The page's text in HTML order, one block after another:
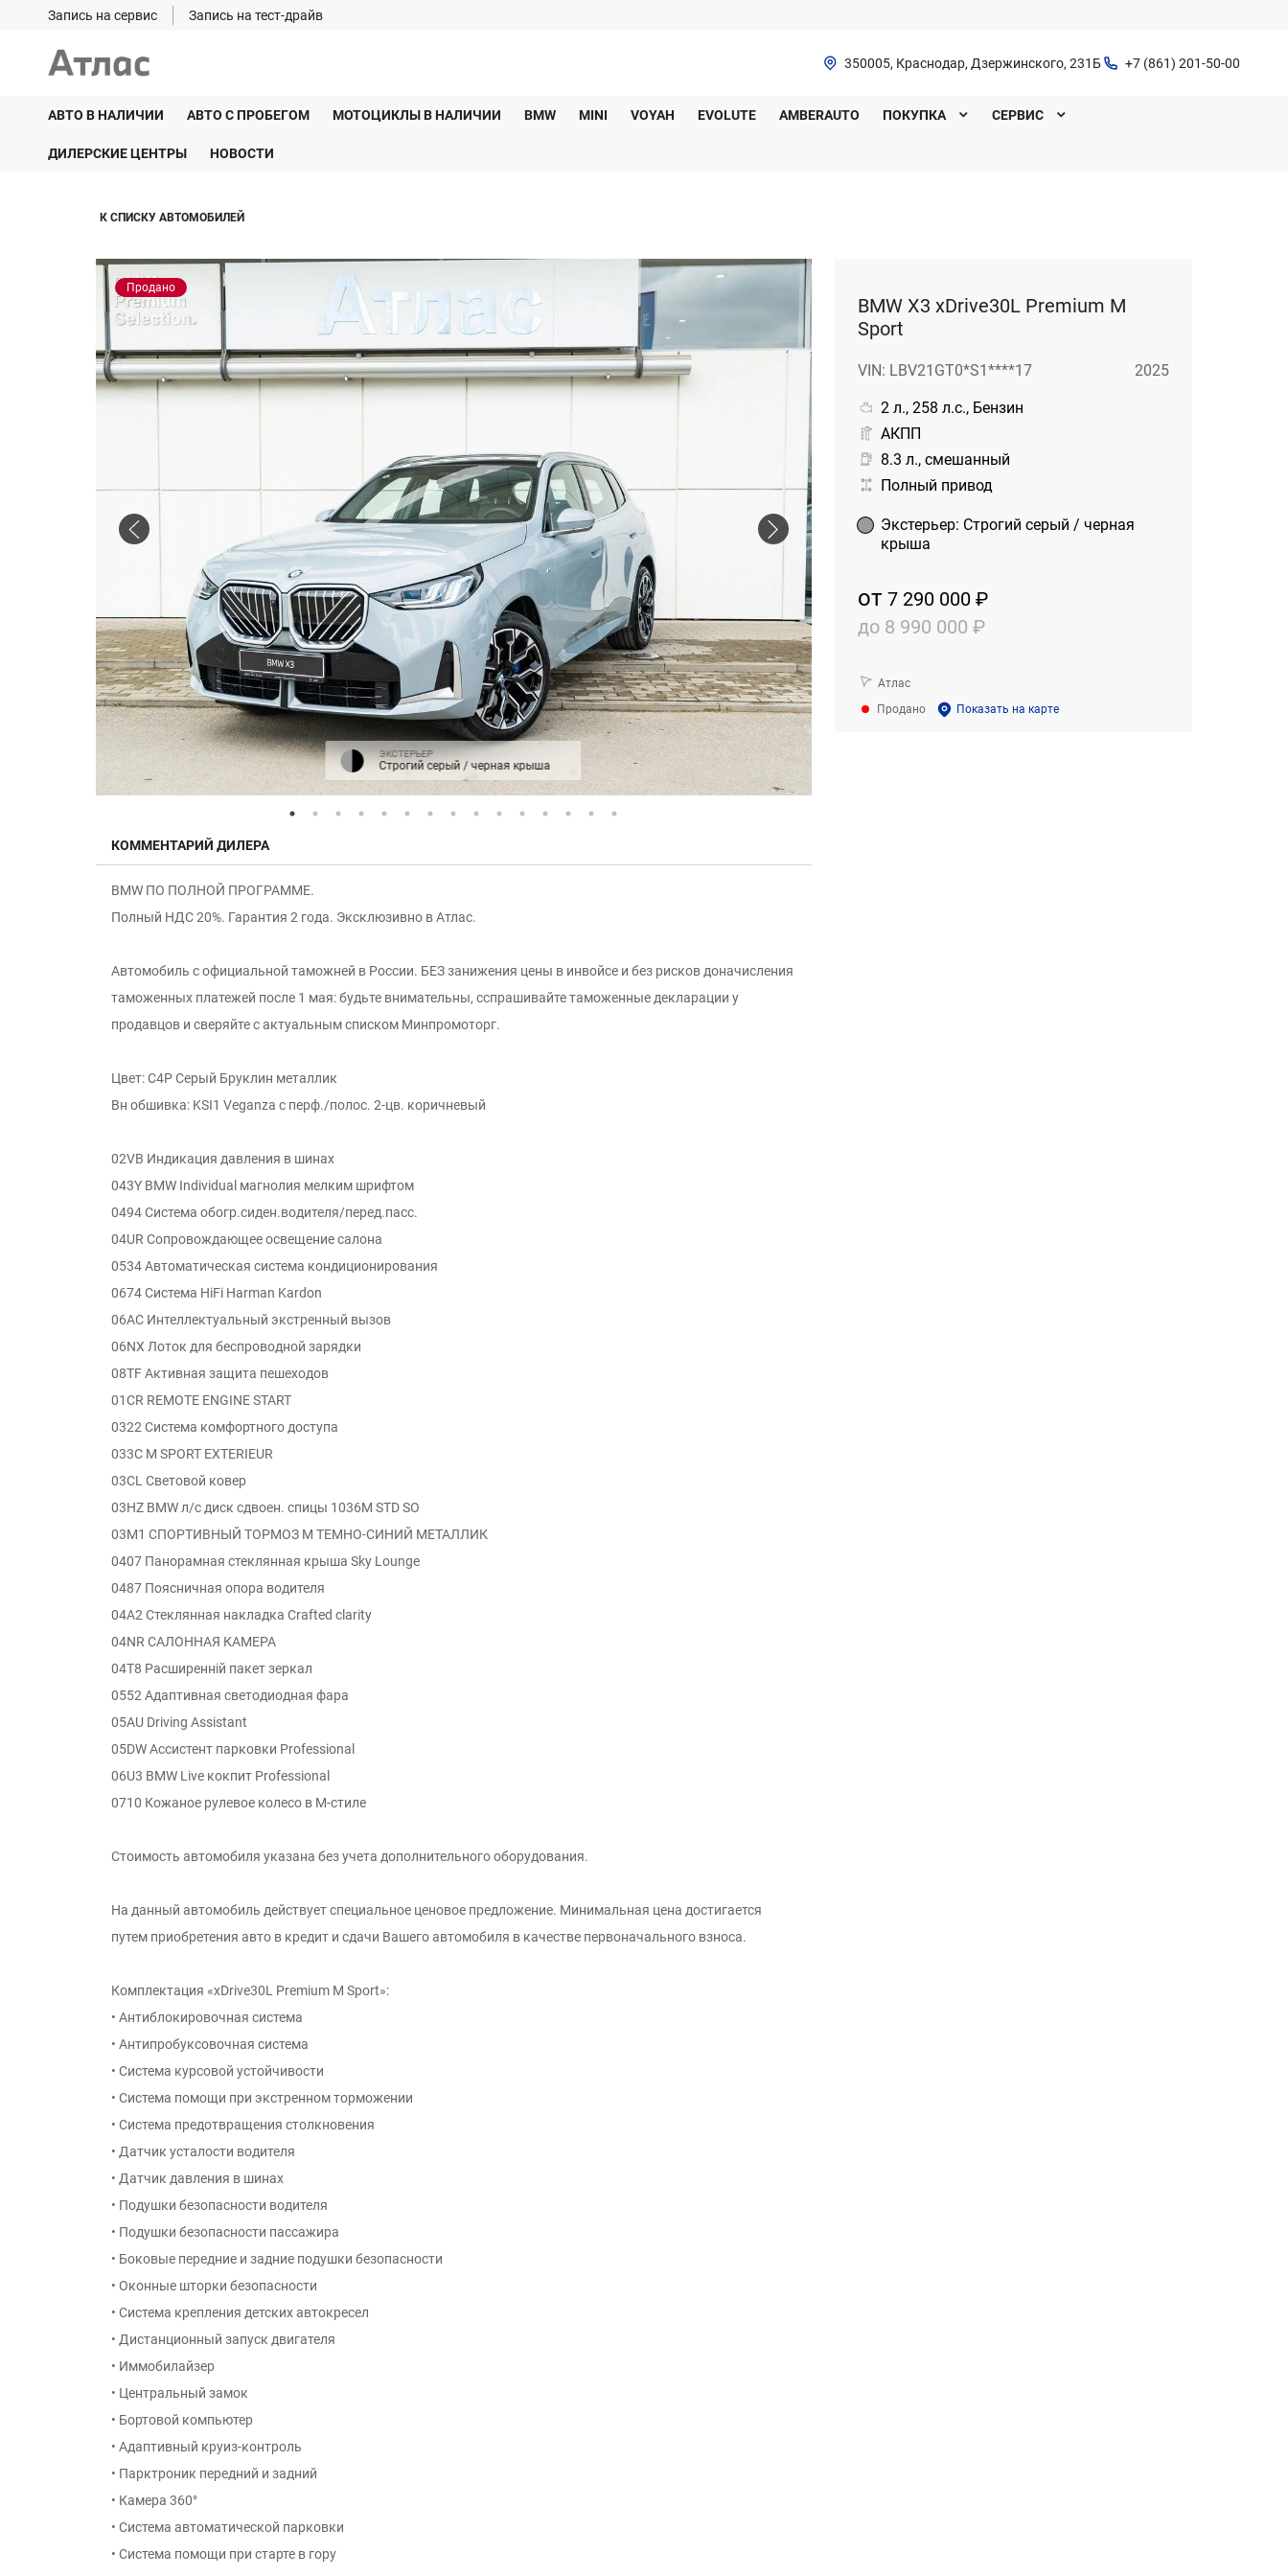
Запись на сервис Запись на тест-драйв
350005, Краснодар, Дзержинского, 231Б +7 (861) 201-50-00
АВТО В НАЛИЧИИ АВТО С ПРОБЕГОМ МОТОЦИКЛЫ В НАЛИЧИИ BMW MINI VOYAH EVOLUTE AMBERAUTO ПОКУПКА СЕРВИС
ДИЛЕРСКИЕ ЦЕНТРЫ НОВОСТИ
К СПИСКУ АВТОМОБИЛЕЙ
Продано
ЭКСТЕРЬЕР
Строгий серый / черная крыша
КОММЕНТАРИЙ ДИЛЕРА
BMW ПО ПОЛНОЙ ПРОГРАММЕ.
Полный НДС 20%. Гарантия 2 года. Эксклюзивно в Атлас.
Автомобиль с официальной таможней в России. БЕЗ занижения цены в инвойсе и без рисков доначисления
таможенных платежей после 1 мая: будьте внимательны, cспрашивайте таможенные декларации у
продавцов и сверяйте с актуальным списком Минпромоторг.
Цвет: C4P Серый Бруклин металлик
Вн обшивка: KSI1 Veganza с перф./полос. 2-цв. коричневый
02VB Индикация давления в шинах
043Y BMW Individual магнолия мелким шрифтом
0494 Система обогр.сиден.водителя/перед.пасс.
04UR Сопровождающее освещение салона
0534 Автоматическая система кондиционирования
0674 Система HiFi Harman Kardon
06AC Интеллектуальный экстренный вызов
06NX Лоток для беспроводной зарядки
08TF Активная защита пешеходов
01CR REMOTE ENGINE START
0322 Система комфортного доступа
033C M SPORT EXTERIEUR
03CL Световой ковер
03HZ BMW л/с диск сдвоен. спицы 1036M STD SO
03M1 СПОРТИВНЫЙ ТОРМОЗ M ТЕМНО-СИНИЙ МЕТАЛЛИК
0407 Панорамная стеклянная крыша Sky Lounge
0487 Поясничная опора водителя
04A2 Стеклянная накладка Crafted clarity
04NR САЛОННАЯ КАМЕРА
04T8 Расширенній пакет зеркал
0552 Адаптивная светодиодная фара
05AU Driving Assistant
05DW Ассистент парковки Professional
06U3 BMW Live кокпит Professional
0710 Кожаное рулевое колесо в M-стиле
Стоимость автомобиля указана без учета дополнительного оборудования.
На данный автомобиль действует специальное ценовое предложение. Минимальная цена достигается
путем приобретения авто в кредит и сдачи Вашего автомобиля в качестве первоначального взноса.
Комплектация «xDrive30L Premium M Sport»:
• Антиблокировочная система
• Антипробуксовочная система
• Система курсовой устойчивости
• Система помощи при экстренном торможении
• Система предотвращения столкновения
• Датчик усталости водителя
• Датчик давления в шинах
• Подушки безопасности водителя
• Подушки безопасности пассажира
• Боковые передние и задние подушки безопасности
• Оконные шторки безопасности
• Система крепления детских автокресел
• Дистанционный запуск двигателя
• Иммобилайзер
• Центральный замок
• Бортовой компьютер
• Адаптивный круиз-контроль
• Парктроник передний и задний
• Камера 360°
• Система автоматической парковки
• Система помощи при старте в гору
BMW X3 xDrive30L Premium M
Sport
VIN: LBV21GT0*S1****17 2025
2 л., 258 л.с., Бензин
АКПП
8.3 л., смешанный
Полный привод
Экстерьер: Строгий серый / черная
крыша
от 7 290 000 ₽
до 8 990 000 ₽
Атлас
Продано
Показать на карте